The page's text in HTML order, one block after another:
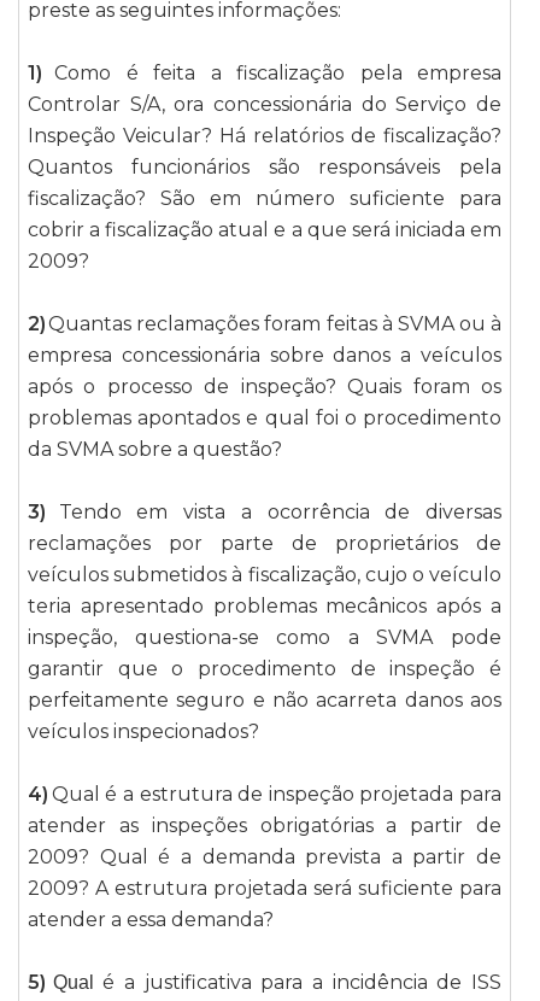
preste as seguintes informações:
1)
Como é feita a fiscalização pela empresa
Controlar S/A, ora concessionária do Serviço de
Inspeção Veicular? Há relatórios de fiscalização?
Quantos funcionários são responsáveis pela
fiscalização? São em número suficiente para
cobrir a fiscalização atual e a que será iniciada em
2009?
2)Quantas reclamações foram feitas à SVMA ou à
empresa concessionária sobre danos a veículos
após o processo de inspeção? Quais foram os
problemas apontados e qual foi o procedimento
da SVMA sobre a questão?
3)
Tendo em vista a ocorrência de diversas
reclamações por parte de proprietários de
veículos submetidos à fiscalização, cujo o veículo
teria apresentado problemas mecânicos após a
inspeção, questiona-se como a SVMA pode
garantir que o procedimento de inspeção é
perfeitamente seguro e não acarreta danos aos
veículos inspecionados?
4) Qual é a estrutura de inspeção projetada para
atender as inspeções obrigatórias a partir de
2009? Qual é a demanda prevista a partir de
2009? A estrutura projetada será suficiente para
atender a essa demanda?
5) Qualé a justificativa para a incidência de ISS